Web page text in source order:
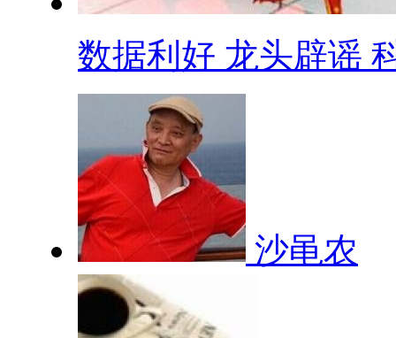
数据利好 龙头辟谣
沙黾农